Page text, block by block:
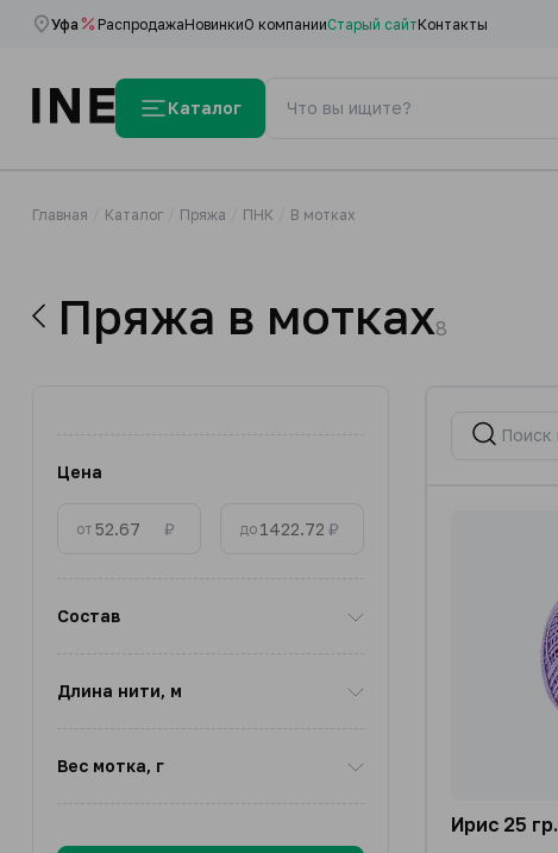
Уфа РаспродажаНовинкиО компанииСтарый сайтКонтакты
Каталог
Главная Каталог Пряжа ПНК В мотках
Пряжа в мотках8
Цена
от ₽ до ₽
Состав
Длина нити, м
Вес мотка, г
Ирис 25 гр.